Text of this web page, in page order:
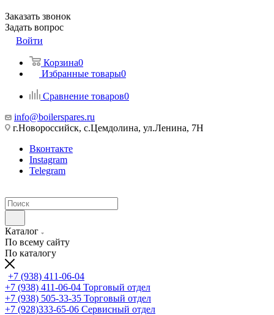
Заказать звонок
Задать вопрос
Войти
Корзина0
Избранные товары0
Сравнение товаров0
info@boilerspares.ru
г.Новороссийск, с.Цемдолина, ул.Ленина, 7Н
Вконтакте
Instagram
Telegram
Каталог
По всему сайту
По каталогу
+7 (938) 411-06-04
+7 (938) 411-06-04 Торговый отдел
+7 (938) 505-33-35 Торговый отдел
+7 (928)333-65-06 Сервисный отдел